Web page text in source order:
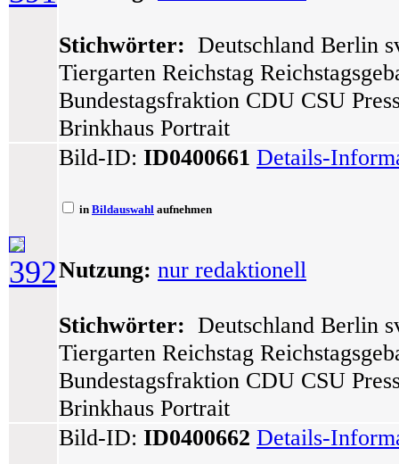
Stichwörter: Deutschland Berlin
Tiergarten Reichstag
Bundestagsfraktion CDU CSU
Brinkhaus Portrait
392
Bild-ID: ID0400661 Details-
in Bildauswahl aufnehmen
Nutzung: nur redaktionell
Stichwörter: Deutschland Berlin
Tiergarten Reichstag
Bundestagsfraktion CDU CSU
Brinkhaus Portrait
Bild-ID: ID0400662 Details-